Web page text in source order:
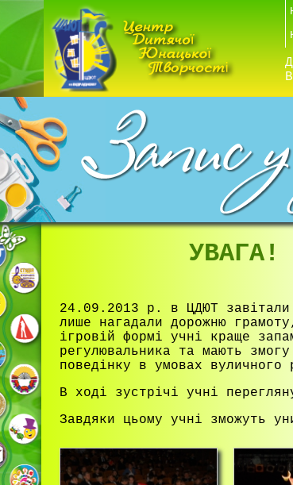
УВАГА!
24.09.2013 р. в ЦДЮТ
лише нагадали дорожню
ігровій формі учні краще
регулювальника та мають
поведінку в умовах вуличного
В ході зустрічі учні
Завдяки цьому учні зможуть